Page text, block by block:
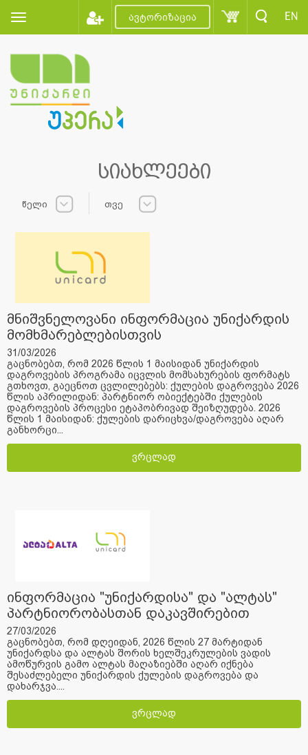
ავტორიზაცია EN
სიახლეები
წელი თვე
მნიშვნელოვანი ინფორმაცია უნიქარდის
მომხმარებლებისთვის
31/03/2026
გაცნობებთ, რომ 2026 წლის 1 მაისიდან უნიქარდის
დაგროვების პროგრამა იცვლის მომსახურების ფორმატს
გთხოვთ, გაეცნოთ ცვლილებებს: ქულების დაგროვება 2026
წლის აპრილიდან: პარტნიორ ობიექტებში ქულების
დაგროვების პროცესი ეტაპობრივად შეიზღუდება. 2026
წლის 1 მაისიდან: ქულების დარიცხვა/დაგროვება აღარ
განხორცი...
ვრცლად
ინფორმაცია "უნიქარდისა" და "ალტას"
პარტნიორობასთან დაკავშირებით
27/03/2026
გაცნობებთ, რომ დღეიდან, 2026 წლის 27 მარტიდან
უნიქარდსა და ალტას შორის ხელშეკრულების ვადის
ამოწურვის გამო ალტას მაღაზიებში აღარ იქნება
შესაძლებელი უნიქარდის ქულების დაგროვება და
დახარჯვა....
ვრცლად